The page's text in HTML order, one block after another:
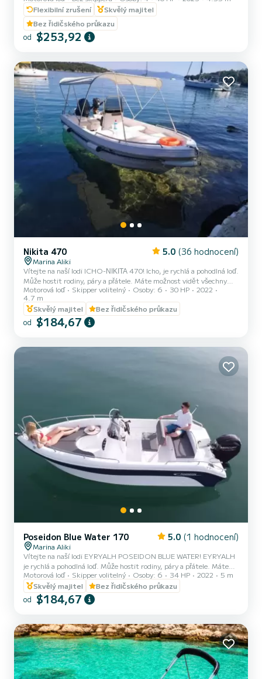
dobrodružství na lodi, romantické úniky a all-inclusive denní plavby
na jižním pobřeží Mykonosu, Dragonisi, Rhenia a ostrov Delos. Naše
Compass 150 CC vám umožňuje prozkoumat tyto úchvatné
lokality ve vašem vlastním tempu. Licence není vyžadována, což je
Flexibilní zrušení
Skvělý majitel
Bez řidičského průkazu
od $253,92
Nikita 470 5.0 (36 hodnocení)
Marina Aliki
Vítejte na naší lodi ICHO-ΝΙΚΙΤΑ 470! Icho, je rychlá a pohodlná loď.
Může hostit rodiny, páry a přátele. Máte možnost vidět všechny
krásné a skryté pláže v okolí Parosu. Těšíme se, že vás přivítáme na
naší lodi!
Motorová loď Skipper volitelný Osoby: 6 30 HP
2022
4.7 m
Skvělý majitel
Bez řidičského průkazu
od $184,67
Poseidon Blue Water 170 5.0 (1 hodnocení)
Marina Aliki
Vítejte na naší lodi EYRYALH POSEIDON BLUE WATER! EYRYALH
je rychlá a pohodlná loď. Může hostit rodiny, páry a přátele. Máte
možnost vidět všechny krásné a skryté pláže kolem Parosu. Těšíme
se na vás na naší lodi!
Motorová loď Skipper volitelný Osoby: 6 34 HP 2022
5 m
Skvělý majitel
Bez řidičského průkazu
od $184,67